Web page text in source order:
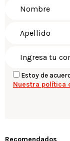
Estoy de
Nuestra política
Recomendados